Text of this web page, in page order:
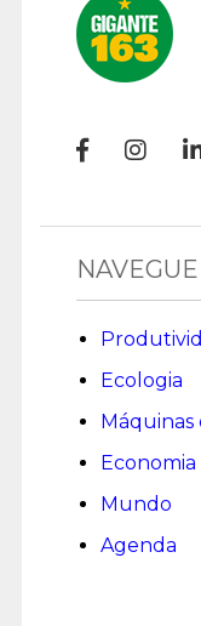
Ecologia
Máquinas
Economia
Mundo
Agenda